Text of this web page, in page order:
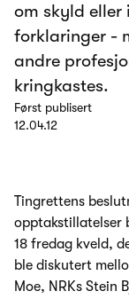
om skyld eller
forklaringer -
andre
kringkastes.
Først publisert
12.04.12
Tingrettens
opptakstillatelser
18 fredag kveld,
ble diskutert
Moe, NRKs Stein